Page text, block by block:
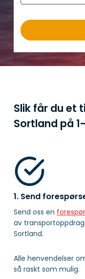
Slik får du et
Sortland på
1. Send
Send oss en
av
Sortland.
Alle henvendelser
så raskt som mulig.